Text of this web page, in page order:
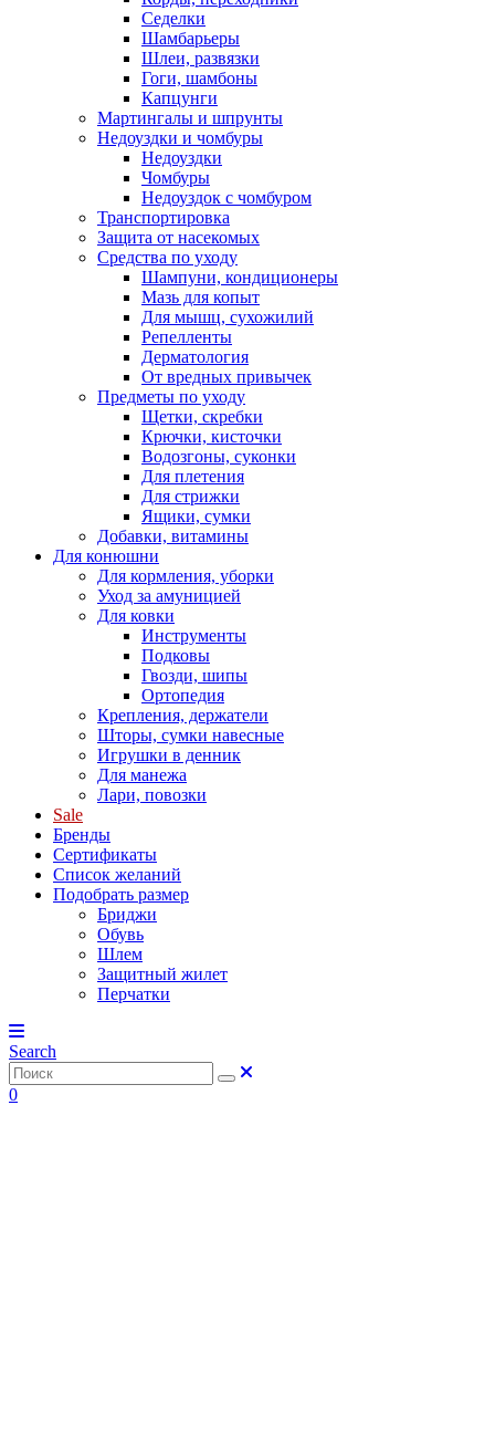
Седелки
Шамбарьеры
Шлеи, развязки
Гоги, шамбоны
Капцунги
Мартингалы и шпрунты
Недоуздки и чомбуры
Недоуздки
Чомбуры
Недоуздок с чомбуром
Транспортировка
Защита от насекомых
Средства по уходу
Шампуни, кондиционеры
Мазь для копыт
Для мышц, сухожилий
Репелленты
Дерматология
От вредных привычек
Предметы по уходу
Щетки, скребки
Крючки, кисточки
Водозгоны, суконки
Для плетения
Для стрижки
Ящики, сумки
Добавки, витамины
Для конюшни
Для кормления, уборки
Уход за амуницией
Для ковки
Инструменты
Подковы
Гвозди, шипы
Ортопедия
Крепления, держатели
Шторы, сумки навесные
Игрушки в денник
Для манежа
Лари, повозки
Sale
Бренды
Сертификаты
Список желаний
Подобрать размер
Бриджи
Обувь
Шлем
Защитный жилет
Перчатки
Search
0